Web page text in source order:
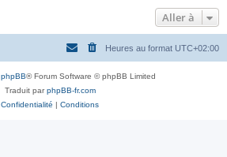
Aller à
Heures au format UTC+02:00
phpBB® Forum Software © phpBB Limited
Traduit parphpBB-fr.com
Confidentialité | Conditions